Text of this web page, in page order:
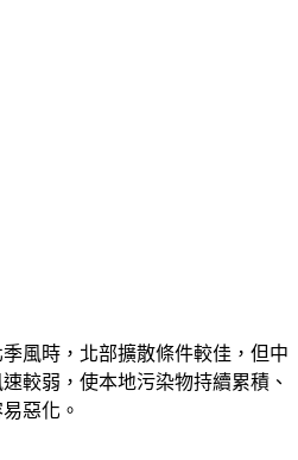
風時，北部擴散條件較佳，但中
較弱，使本地污染物持續累積、